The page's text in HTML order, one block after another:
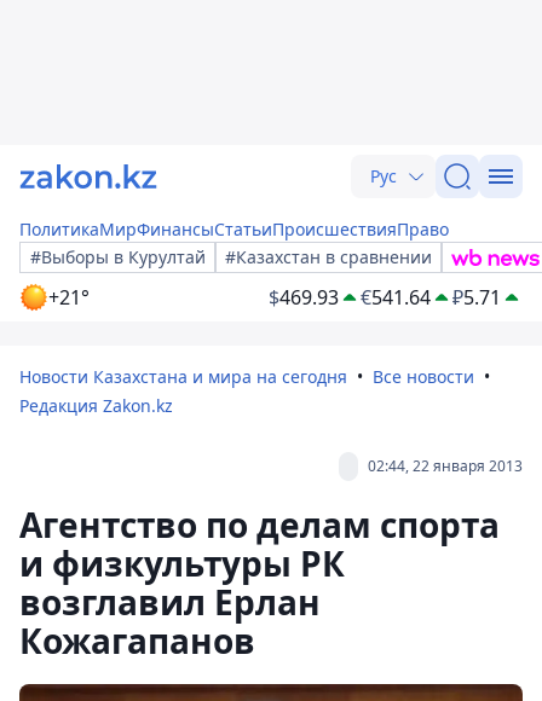
Рус
ПолитикаМирФинансыСтатьиПроисшествияПраво
#Выборы в Курултай
#Казахстан в сравнении
+21° $469.93 €541.64 ₽5.71
Новости Казахстана и мира на сегодня
Все новости
Редакция Zakon.kz
02:44, 22 января 2013
Агентство по делам спорта
и физкультуры РК
возглавил Ерлан
Кожагапанов